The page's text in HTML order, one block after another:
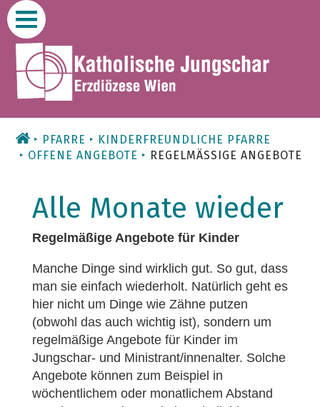
Zum
Inhalt
PFARRE
KINDERFREUNDLICHE PFARRE
OFFENE ANGEBOTE
REGELMÄSSIGE ANGEBOTE
Alle Monate wieder
Regelmäßige Angebote für Kinder
Manche Dinge sind wirklich gut. So gut, dass
man sie einfach wiederholt. Natürlich geht es
hier nicht um Dinge wie Zähne putzen
(obwohl das auch wichtig ist), sondern um
regelmäßige Angebote für Kinder im
Jungschar- und Ministrant/innenalter. Solche
Angebote können zum Beispiel in
wöchentlichem oder monatlichem Abstand